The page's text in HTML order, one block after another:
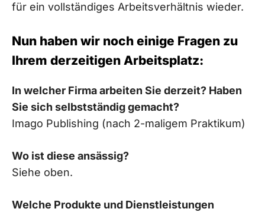
für ein vollständiges Arbeitsverhältnis wieder.
Nun haben wir noch einige Fragen zu
Ihrem derzeitigen Arbeitsplatz:
In welcher Firma arbeiten Sie derzeit? Haben
Sie sich selbstständig gemacht?
Imago Publishing (nach 2-maligem Praktikum)
Wo ist diese ansässig?
Siehe oben.
Welche Produkte und Dienstleistungen